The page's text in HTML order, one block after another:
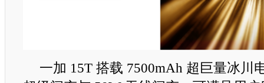
一加 15T 搭载 7500mAh 超巨量冰川